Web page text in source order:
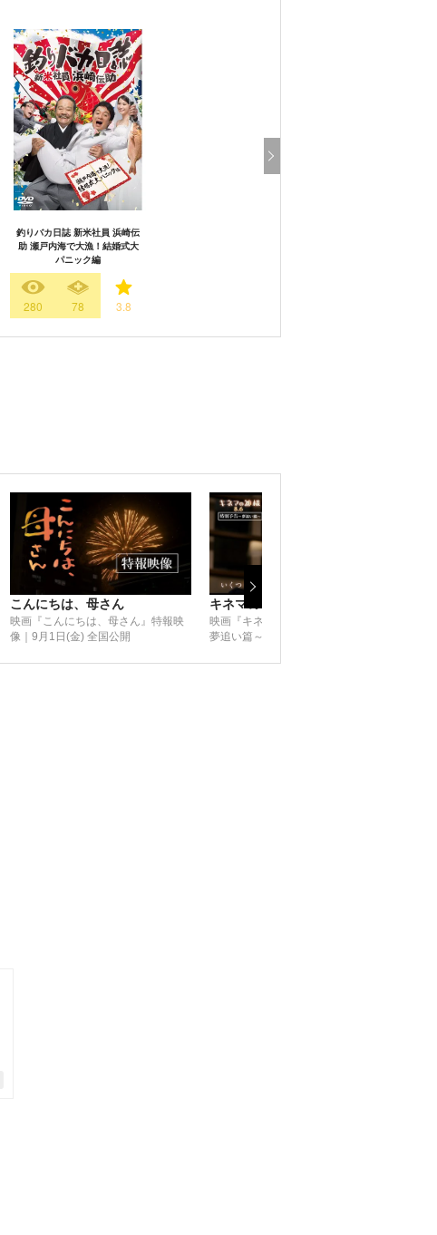
釣りバカ日誌 新米社員 浜崎伝
助 瀬戸内海で大漁！結婚式大
パニック編
280 78 3.8
こんにちは、母さん
映画『こんにちは、母さん』特報映
像｜9月1日(金) 全国公開
キネマの神様
映画『キネマの神様』【特別予告～
夢追い篇～】8月6日(金)全国公開